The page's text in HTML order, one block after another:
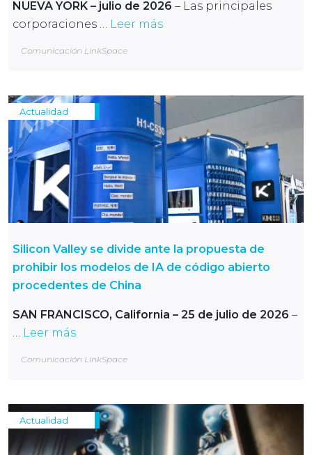
NUEVA YORK – julio de 2026 – Las principales
corporaciones … Leer más
Comunicación LinkSpace
Actualidad
Silicon Valley se divide ante la propuesta de
prohibir los modelos de IA de código abierto
procedentes de China
SAN FRANCISCO, California – 25 de julio de 2026 –
… Leer más
Comunicación LinkSpace
Actualidad